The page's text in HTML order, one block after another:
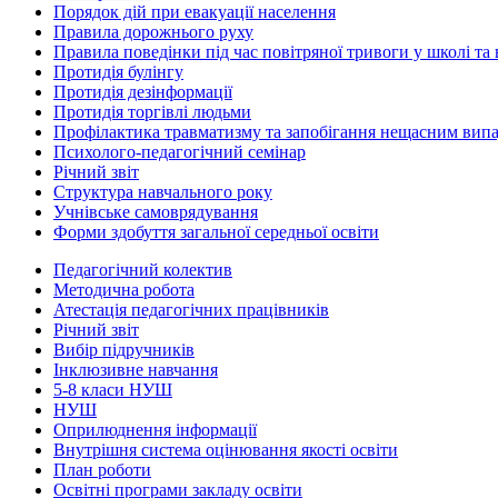
Порядок дій при евакуації населення
Правила дорожнього руху
Правила поведінки під час повітряної тривоги у школі та
Протидія булінгу
Протидія дезінформації
Протидія торгівлі людьми
Профілактика травматизму та запобігання нещасним
Психолого-педагогічний семінар
Річний звіт
Структура навчального року
Учнівське самоврядування
Форми здобуття загальної середньої освіти
Педагогічний колектив
Методична робота
Атестація педагогічних працівників
Річний звіт
Вибір підручників
Інклюзивне навчання
5-8 класи НУШ
НУШ
Оприлюднення інформації
Внутрішня система оцінювання якості освіти
План роботи
Освітні програми закладу освіти